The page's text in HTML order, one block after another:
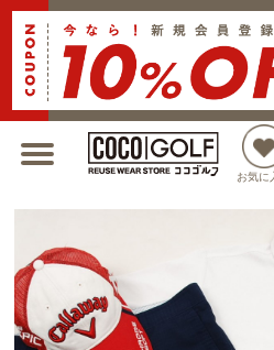
お気に
新規会員登録でクーポンプレゼン